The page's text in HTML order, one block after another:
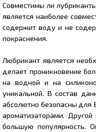
Совместимы ли
является наиболее
содержит воду и не
покраснения.
Любрикант является
делает проникновение
на водной и на
уникальной. В состав
абсолютно безопасны для
ароматизаторами.
большую популярность.